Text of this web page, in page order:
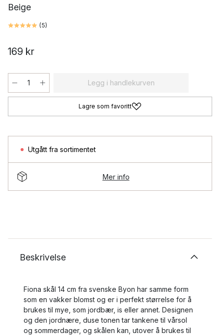
Beige
(5)
169 kr
Legg i handlekurven
Lagre som favoritt
Utgått fra sortimentet
Mer info
Beskrivelse
Fiona skål 14 cm fra svenske Byon har samme form
som en vakker blomst og er i perfekt størrelse for å
brukes til mye, som jordbær, is eller annet. Designen
og den jordnære, duse tonen tar tankene til vårsol
og sommerdager, og skålen kan, utover å brukes til